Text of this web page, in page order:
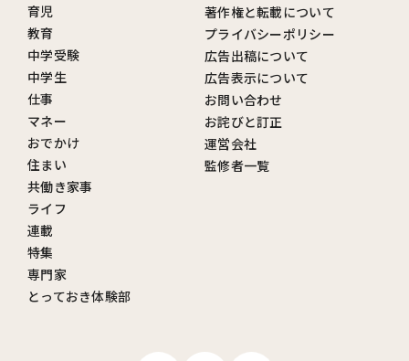
育児
教育
中学受験
中学生
仕事
マネー
おでかけ
住まい
共働き家事
ライフ
連載
特集
専門家
とっておき体験部
著作権と転載について
プライバシーポリシー
広告出稿について
広告表示について
お問い合わせ
お詫びと訂正
運営会社
監修者一覧